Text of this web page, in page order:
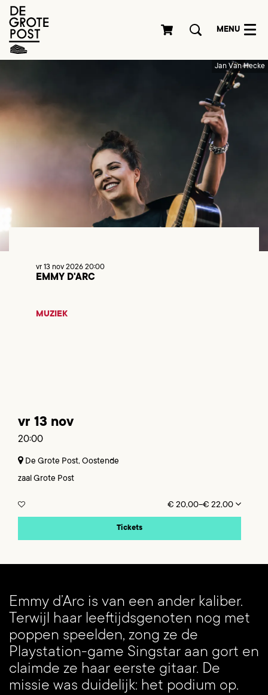
MENU
Jan Van Hecke
EMMY D'ARC
vr 13 nov 2026 20:00
MUZIEK
vr 13 nov
20:00
De Grote Post, Oostende
zaal Grote Post
€ 20,00–€ 22,00
Tickets
Emmy d’Arc is van een ander kaliber.
Terwijl haar leeftijdsgenoten nog met
poppen speelden, zong ze de
Playstation-game Singstar aan gort en
claimde ze haar eerste gitaar. De
missie was duidelijk: het podium op.